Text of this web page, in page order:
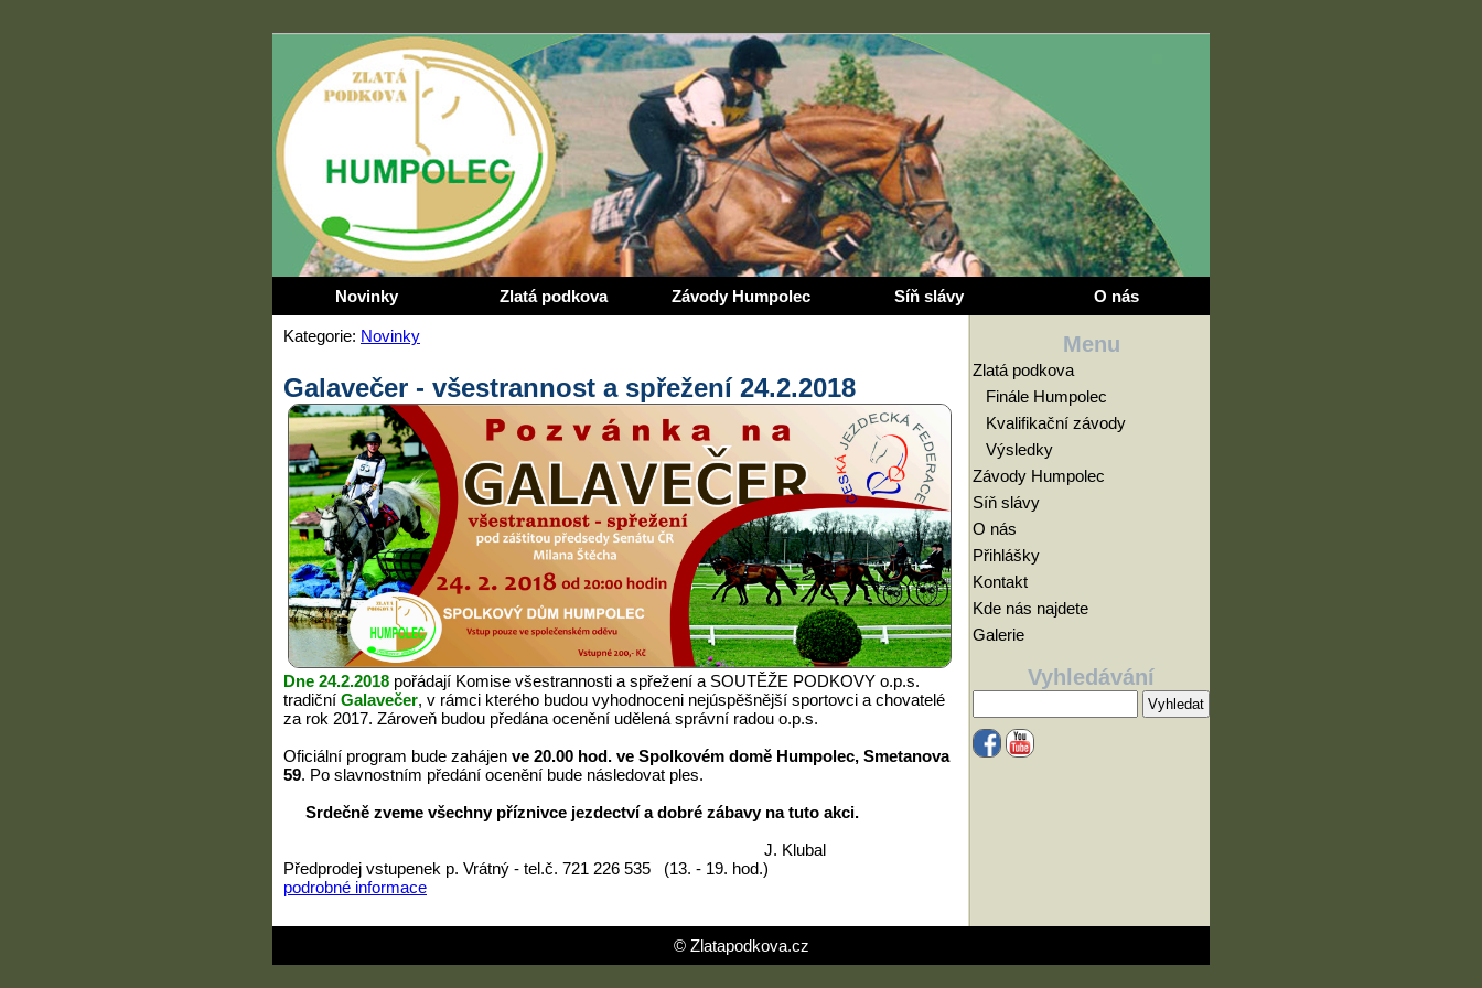
Novinky Zlatá podkova Závody Humpolec Síň slávy O nás
Kategorie: Novinky
Galavečer - všestrannost a spřežení 24.2.2018
Dne 24.2.2018 pořádají Komise všestrannosti a spřežení a SOUTĚŽE PODKOVY o.p.s.
tradiční Galavečer, v rámci kterého budou vyhodnoceni nejúspěšnější sportovci a chovatelé
za rok 2017. Zároveň budou předána ocenění udělená správní radou o.p.s.
Oficiální program bude zahájen ve 20.00 hod. ve Spolkovém domě Humpolec, Smetanova
59. Po slavnostním předání ocenění bude následovat ples.
Srdečně zveme všechny příznivce jezdectví a dobré zábavy na tuto akci.
J. Klubal
Předprodej vstupenek p. Vrátný - tel.č. 721 226 535 (13. - 19. hod.)
podrobné informace
Menu
Zlatá podkova
Finále Humpolec
Kvalifikační závody
Výsledky
Závody Humpolec
Síň slávy
O nás
Přihlášky
Kontakt
Kde nás najdete
Galerie
Vyhledávání
© Zlatapodkova.cz